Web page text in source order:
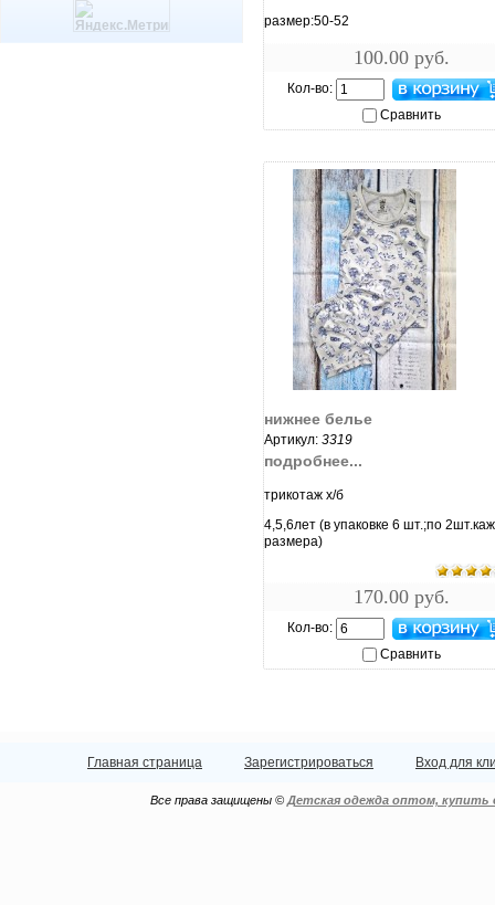
размер:50-52
100.00 руб.
Кол-во:
Сравнить
нижнее белье
Артикул: 3319
подробнее...
трикотаж х/б
4,5,6лет (в упаковке 6 шт.;по
размера)
170.00 руб.
Кол-во:
Сравнить
Главная страница Зарегистрироваться Вход для
Все права защищены © Детская одежда оптом,